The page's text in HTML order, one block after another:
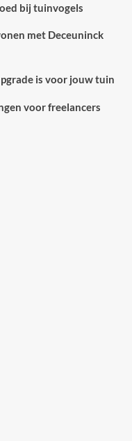
bij tuinvogels
met Deceuninck
is voor jouw tuin
voor freelancers